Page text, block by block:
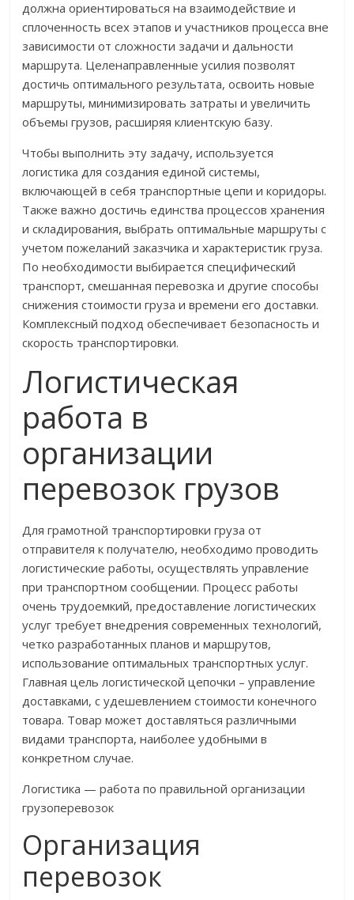
должна ориентироваться на взаимодействие и
сплоченность всех этапов и участников процесса вне
зависимости от сложности задачи и дальности
маршрута. Целенаправленные усилия позволят
достичь оптимального результата, освоить новые
маршруты, минимизировать затраты и увеличить
объемы грузов, расширяя клиентскую базу.
Чтобы выполнить эту задачу, используется
логистика для создания единой системы,
включающей в себя транспортные цепи и коридоры.
Также важно достичь единства процессов хранения
и складирования, выбрать оптимальные маршруты с
учетом пожеланий заказчика и характеристик груза.
По необходимости выбирается специфический
транспорт, смешанная перевозка и другие способы
снижения стоимости груза и времени его доставки.
Комплексный подход обеспечивает безопасность и
скорость транспортировки.
Логистическая
работа в
организации
перевозок грузов
Для грамотной транспортировки груза от
отправителя к получателю, необходимо проводить
логистические работы, осуществлять управление
при транспортном сообщении. Процесс работы
очень трудоемкий, предоставление логистических
услуг требует внедрения современных технологий,
четко разработанных планов и маршрутов,
использование оптимальных транспортных услуг.
Главная цель логистической цепочки – управление
доставками, с удешевлением стоимости конечного
товара. Товар может доставляться различными
видами транспорта, наиболее удобными в
конкретном случае.
Логистика — работа по правильной организации
грузоперевозок
Организация
перевозок